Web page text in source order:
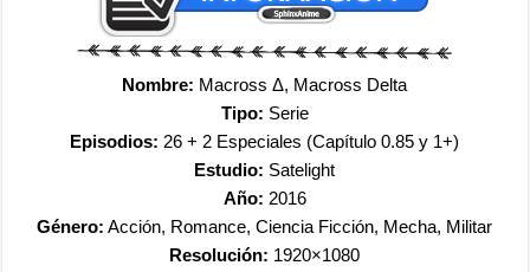
Nombre: Macross Δ, Macross Delta
Tipo: Serie
Episodios:26 + 2 Especiales (Capítulo 0.85 y 1+)
Estudio: Satelight
Año: 2016
Género: Acción, Romance, Ciencia Ficción, Mecha, Militar
Resolución: 1920×1080